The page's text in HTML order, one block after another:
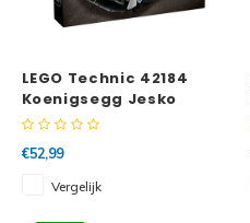
LEGO Technic 42184
Koenigsegg Jesko
Absolut witte hypercar
€52,99
Vergelijk